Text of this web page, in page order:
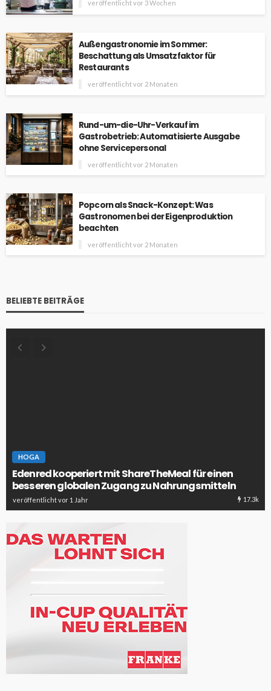
veröffentlicht vor 3 Wochen
Außengastronomie im Sommer:
Beschattung als Umsatzfaktor für
Restaurants
veröffentlicht vor 2 Monaten
Rund-um-die-Uhr-Verkauf im
Gastrobetrieb: Automatisierte Ausgabe
ohne Servicepersonal
veröffentlicht vor 2 Monaten
Popcorn als Snack-Konzept: Was
Gastronomen bei der Eigenproduktion
beachten
veröffentlicht vor 2 Monaten
BELIEBTE BEITRÄGE
HOGA
Edenred kooperiert mit ShareTheMeal für einen
besseren globalen Zugang zu Nahrungsmitteln
veröffentlicht vor 1 Jahr 17.3k